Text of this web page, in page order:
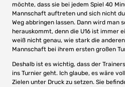
möchte, dass sie bei jedem Spiel 40
Mannschaft auftreten und sich nicht
Weg abbringen lassen. Dann wird man
herauskommt, denn die U16 ist immer
weiß nicht genau, wie stark die
Mannschaft bei ihrem ersten großen
Deshalb ist es wichtig, dass der
ins Turnier geht. Ich glaube, es wäre
Zielen unter Druck zu setzen. Sie